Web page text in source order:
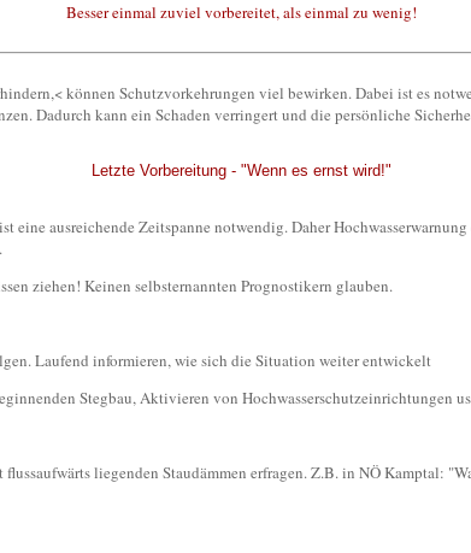
Besser einmal zuviel vorbereitet, als einmal zu wenig!
können Schutzvorkehrungen viel bewirken. Dabei ist es
Dadurch kann ein Schaden verringert und die persönliche
Letzte Vorbereitung - "Wenn es ernst wird!"
ausreichende Zeitspanne notwendig. Daher Hochwasserwarnung
ziehen! Keinen selbsternannten Prognostikern glauben.
Laufend informieren, wie sich die Situation weiter entwickelt
Stegbau, Aktivieren von Hochwasserschutzeinrichtungen
liegenden Staudämmen erfragen. Z.B. in NÖ Kamptal: